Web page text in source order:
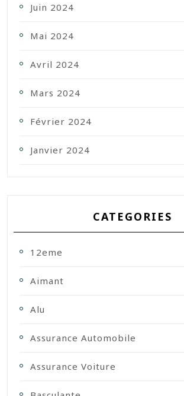
Juin 2024
Mai 2024
Avril 2024
Mars 2024
Février 2024
Janvier 2024
CATEGORIES
12eme
Aimant
Alu
Assurance Automobile
Assurance Voiture